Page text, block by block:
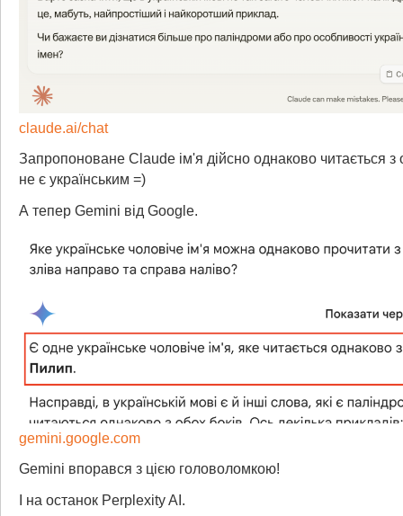
claude.ai/chat
Запропоноване Claude ім'я дійсно однаково читається з
не є українським =)
А тепер Gemini від Google.
gemini.google.com
Gemini впорався з цією головоломкою!
І на останок Perplexity AI.